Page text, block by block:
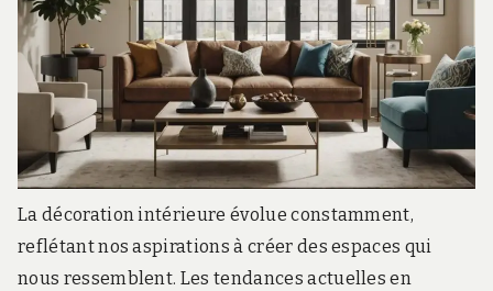
La décoration intérieure évolue constamment,
reflétant nos aspirations à créer des espaces qui
nous ressemblent. Les tendances actuelles en